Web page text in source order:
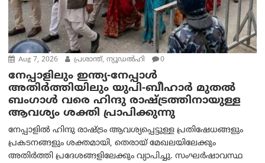
Aug 7, 2026 പ്രശാന്ത്, ന്യൂഡല്‍ഹി 0
നേപ്പാളിലും ഇന്ത്യ-നേപ്പാൾ
അതിർത്തിയിലും യുപി-ബീഹാർ മുതൽ
ബംഗാൾ വരെ ഹിന്ദു രാഷ്ട്രത്തിനായുള്ള
ആവശ്യം ശക്തി പ്രാപിക്കുന്നു
നേപ്പാളിൽ ഹിന്ദു രാഷ്ട്രം ആവശ്യപ്പെട്ടുള്ള പ്രതിഷേധങ്ങളും
പ്രകടനങ്ങളും ശക്തമായി, തെരായ് മേഖലയിലേക്കും
അതിർത്തി പ്രദേശങ്ങളിലേക്കും വ്യാപിച്ചു. സംഘർഷാവസ്ഥ